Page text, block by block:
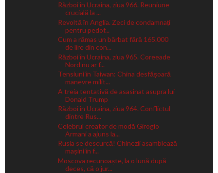
Război în Ucraina, ziua 966. Reuniune
crucială la ...
Revoltă în Anglia. Zeci de condamnați
pentru pedof...
Cum a rămas un bărbat fără 165.000
de lire din con...
Război în Ucraina, ziua 965. Coreeade
Nord nu ar f...
Tensiuni în Taiwan: China desfășoară
manevre milit...
A treia tentativă de asasinat asupra lui
Donald Trump
Război în Ucraina, ziua 964. Conflictul
dintre Rus...
Celebrul creator de modă Girogio
Armani a ajuns la...
Rusia se descurcă! Chinezii asamblează
mașini în f...
Moscova recunoaște, la o lună după
deces, că o jur...